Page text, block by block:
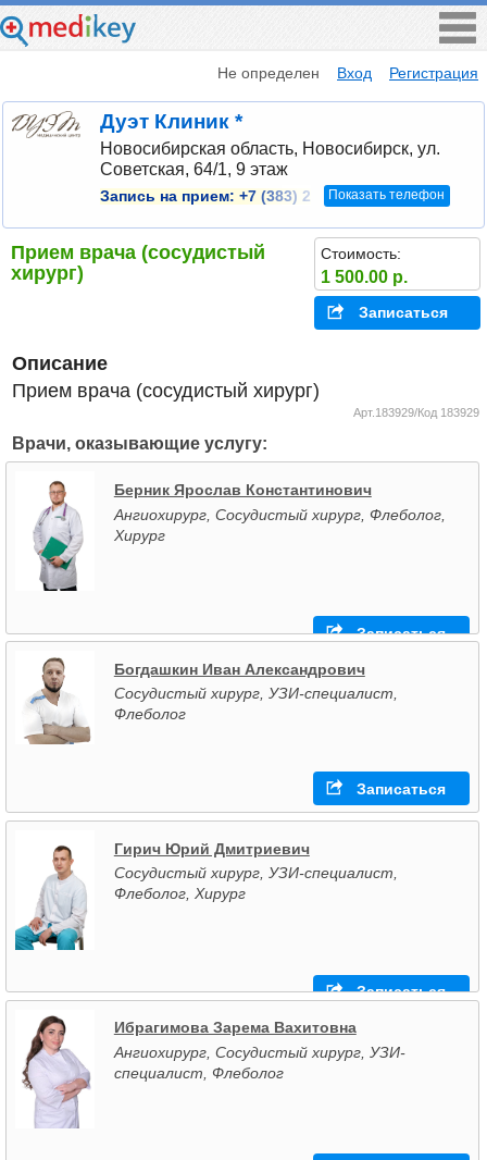
Не определен Вход Регистрация
Дуэт Клиник *
Новосибирская область, Новосибирск, ул.
Советская, 64/1, 9 этаж
Запись на прием: +7 (383) 2 Показать телефон
Прием врача (сосудистый
хирург)
Стоимость:
1 500.00 р.
Записаться
Описание
Прием врача (сосудистый хирург)
Арт.183929/Код 183929
Врачи, оказывающие услугу:
Берник Ярослав Константинович
Ангиохирург, Сосудистый хирург, Флеболог,
Хирург
Записаться
Богдашкин Иван Александрович
Сосудистый хирург, УЗИ-специалист,
Флеболог
Записаться
Гирич Юрий Дмитриевич
Сосудистый хирург, УЗИ-специалист,
Флеболог, Хирург
Записаться
Ибрагимова Зарема Вахитовна
Ангиохирург, Сосудистый хирург, УЗИ-
специалист, Флеболог